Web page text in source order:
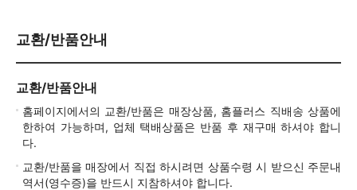
교환/반품안내
교환/반품안내
홈페이지에서의 교환/반품은 매장상품, 홈플러스 직배송 상품에
한하여 가능하며, 업체 택배상품은 반품 후 재구매 하셔야 합니
다.
교환/반품을 매장에서 직접 하시려면 상품수령 시 받으신 주문내
역서(영수증)을 반드시 지참하셔야 합니다.